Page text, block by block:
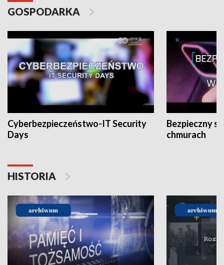
GOSPODARKA
Cyberbezpieczeństwo-IT Security
Days
Bezpieczny
chmurach
HISTORIA